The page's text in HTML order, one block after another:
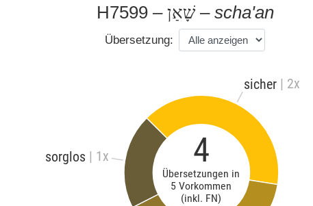
H7599 – שָׁאַן– scha'an
Übersetzung:
4
Übersetzungen in
5 Vorkommen
(inkl. FN)
sicher | 2x
sorglos | 1x